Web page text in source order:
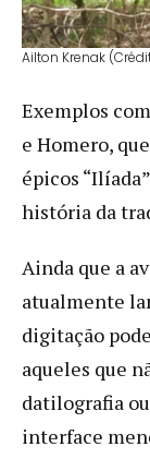
Ailton Krenak
Exemplos
e Homero,
épicos
história da
Ainda que a
atualmente
digitação
aqueles que
datilografia
interface